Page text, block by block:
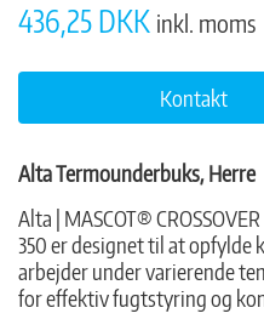
436,25 DKK inkl. moms
Kontakt
Alta Termounderbuks, Herre
Alta | MASCOT®
350 er designet til at opfylde
arbejder under varierende
for effektiv fugtstyring og